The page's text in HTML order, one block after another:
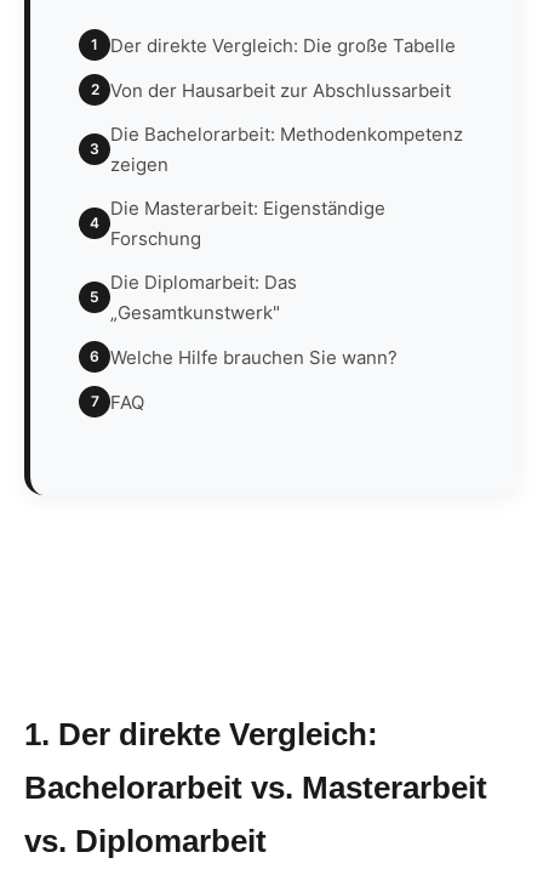
1 Der direkte Vergleich: Die große Tabelle
2 Von der Hausarbeit zur Abschlussarbeit
3
Die Bachelorarbeit: Methodenkompetenz
zeigen
4
Die Masterarbeit: Eigenständige
Forschung
5
Die Diplomarbeit: Das
„Gesamtkunstwerk"
6 Welche Hilfe brauchen Sie wann?
7 FAQ
1. Der direkte Vergleich:
Bachelorarbeit vs. Masterarbeit
vs. Diplomarbeit